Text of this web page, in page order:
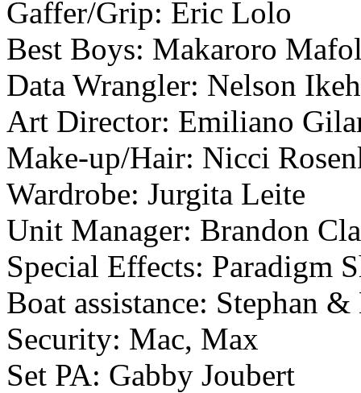
Gaffer/Grip: Eric Lolo
Best Boys: Makaroro
Data Wrangler: Nelson Ikeh
Art Director: Emiliano
Make-up/Hair: Nicci
Wardrobe: Jurgita Leite
Unit Manager: Brandon
Special Effects: Paradigm
Boat assistance: Stephan
Security: Mac, Max
Set PA: Gabby Joubert